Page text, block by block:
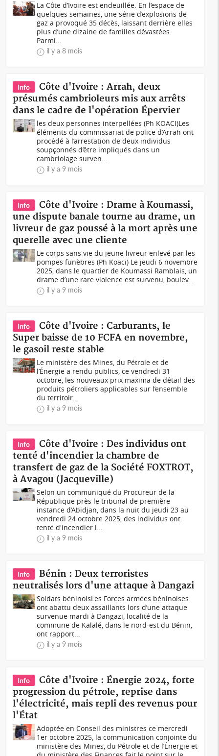
La Côte d’Ivoire est endeuillée. En l’espace de
quelques semaines, une série d’explosions de
gaz a provoqué 35 décès, laissant derrière elles
plus d’une dizaine de familles dévastées.
Parmi...
il y a 8 mois
Info
Côte d'Ivoire : Arrah, deux
présumés cambrioleurs mis aux arrêts
dans le cadre de l'opération Épervier
les deux personnes interpellées (Ph KOACI) Les
éléments du commissariat de police d’Arrah ont
procédé à l’arrestation de deux individus
soupçonnés d’être impliqués dans un
cambriolage surven...
il y a 9 mois
Info
Côte d'Ivoire : Drame à Koumassi,
une dispute banale tourne au drame, un
livreur de gaz poussé à la mort après une
querelle avec une cliente
Le corps sans vie du jeune livreur enlevé par les
pompes funèbres (Ph Koaci) Le jeudi 6 novembre
2025, dans le quartier de Koumassi Ramblais, un
drame d’une rare violence est survenu, boulev...
il y a 9 mois
Info
Côte d'Ivoire : Carburants, le
Super baisse de 10 FCFA en novembre,
le gasoil reste stable
Le ministère des Mines, du Pétrole et de
l’Énergie a rendu publics, ce vendredi 31
octobre, les nouveaux prix maxima de détail des
produits pétroliers applicables sur l’ensemble
du territoir...
il y a 9 mois
Info
Côte d'Ivoire : Des individus ont
tenté d'incendier la chambre de
transfert de gaz de la Société FOXTROT,
à Avagou (Jacqueville)
Selon un communiqué du Procureur de la
République près le tribunal de première
instance d’Abidjan, dans la nuit du jeudi 23 au
vendredi 24 octobre 2025, des individus ont
tenté d'incendier l...
il y a 9 mois
Info
Bénin : Deux terroristes
neutralisés lors d'une attaque à Dangazi
Soldats béninoisLes Forces armées béninoises
ont abattu deux assaillants lors d’une attaque
survenue mardi à Dangazi, localité de la
commune de Kalalé, dans le nord-est du Bénin,
ont rapport...
il y a 9 mois
Info
Côte d'Ivoire : Énergie 2024, forte
progression du pétrole, reprise dans
l'électricité, mais repli des revenus pour
l'État
Adoptée en Conseil des ministres ce mercredi
1er octobre 2025, la communication conjointe du
ministère des Mines, du Pétrole et de l’Énergie et